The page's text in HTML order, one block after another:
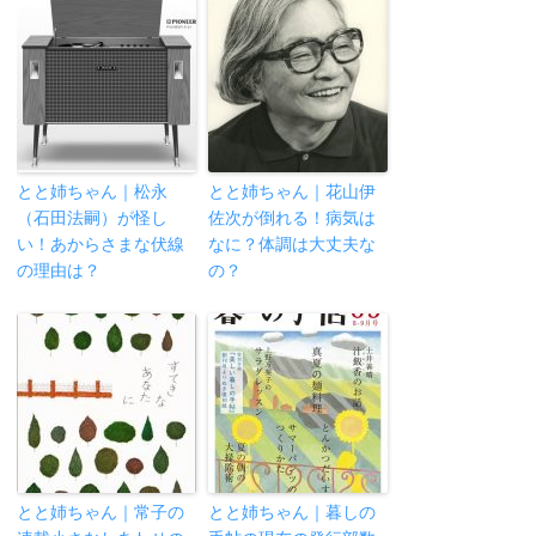
とと姉ちゃん｜松永
（石田法嗣）が怪し
い！あからさまな伏線
の理由は？
とと姉ちゃん｜花山伊
佐次が倒れる！病気は
なに？体調は大丈夫な
の？
とと姉ちゃん｜常子の
とと姉ちゃん｜暮しの